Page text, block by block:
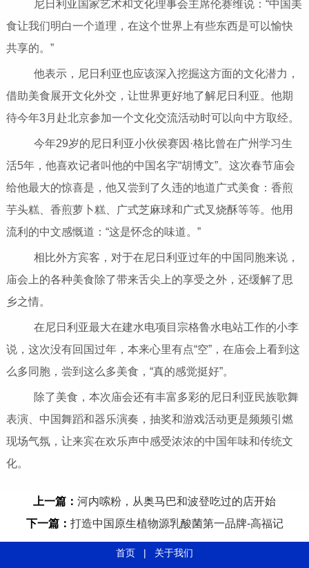
尼日利亚国家艺术和文化理事会主席伦赛维说：“中国美
食让我们明白一个道理，在这个世界上有些东西是可以愉快
共享的。”
他表示，尼日利亚也应该深入挖掘这方面的文化潜力，
借助美食展开文化外交，让世界更好地了解尼日利亚。他期
待今年3月赴北京参加一个文化交流活动时可以向中方取经。
今年29岁的尼日利亚小伙侯赛因·格比曾在广州学习生
活5年，他喜欢记者叫他的中国名字“胡博文”。这次春节庙会
给他最大的惊喜是，他又尝到了久违的地道广式美食：香煎
芋头糕、香煎萝卜糕、广式芝麻球和广式叉烧酥等等。他用
流利的中文感慨道：“这是怀念的味道。”
相比外方宾客，对于在尼日利亚过年的中国同胞来说，
庙会上的各种美食除了带来舌尖上的享受之外，还缓解了思
乡之情。
在尼日利亚最大在建水电项目宗格鲁水电站工作的小李
说，这次没有回国过年，本来心里有点“空”，在庙会上看到这
么多同胞，尝到这么多美食，“真的感觉挺好”。
除了美食，本次庙会还有丰富多彩的尼日利亚民族歌舞
表演、中国舞蹈和器乐演奏，抽奖和游戏活动更是频频引燃
现场气氛，让来宾在欢乐声中感受浓浓的中国年味和传统文
化。
上一篇： 河内嗦粉，从奥马巴和波登吃过的店开始
下一篇： 打造中国原生植物源乳酸菌第一品牌-高福记
首页 | 关于我们